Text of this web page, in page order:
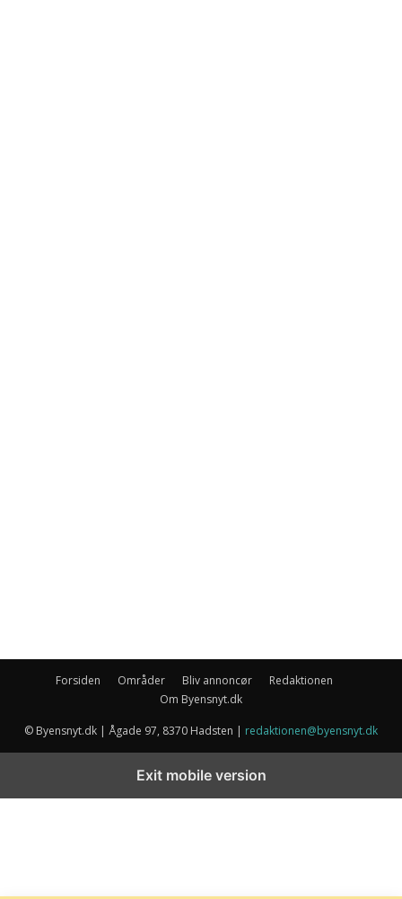
Forsiden Områder Bliv annoncør
Redaktionen
Om Byensnyt.dk
© Byensnyt.dk | Ågade 97, 8370 Hadsten | redaktionen@byensnyt.dk
Exit mobile version